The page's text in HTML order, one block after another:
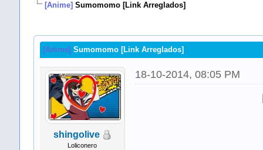
[Anime] Sumomomo [Link Arreglados]
[Anime] Sumomomo [Link Arreglados]
shingolive
Loliconero
18-10-2014, 08:05 PM